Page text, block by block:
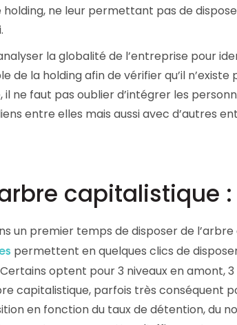
Prendre de meilleures
l’attitude de paiement
principes qui guident nos équipes et
engagements.
ne leur permettant pas de
la globalité de l’entreprise pour
de la holding afin de vérifier qu’il
il ne faut pas oublier d’intégrer les
entre elles mais aussi avec d’autres
capitalistique
un premier temps de disposer de
permettent en quelques clics de
optent pour 3 niveaux en amont,
capitalistique, parfois très conséquent
en fonction du taux de détention, du